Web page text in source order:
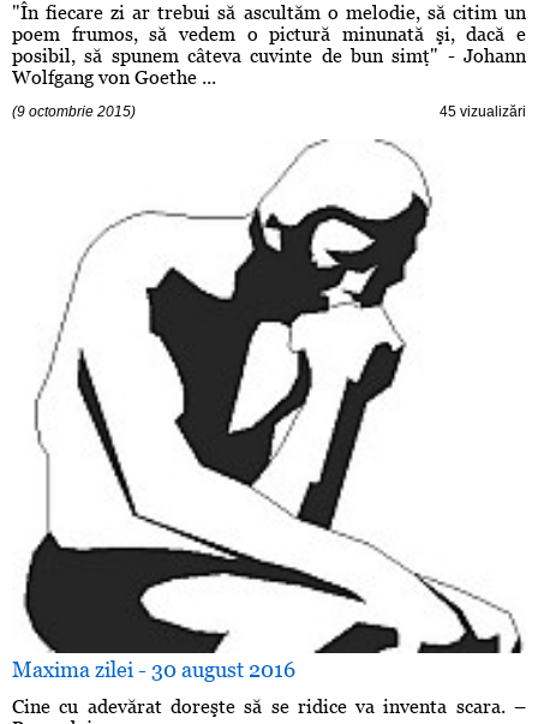
"În fiecare zi ar trebui să ascultăm o melodie, să citim un
poem frumos, să vedem o pictură minunată şi, dacă e
posibil, să spunem câteva cuvinte de bun simţ" - Johann
Wolfgang von Goethe ...
(9 octombrie 2015) 45 vizualizări
Maxima zilei - 30 august 2016
Cine cu adevărat doreşte să se ridice va inventa scara. –